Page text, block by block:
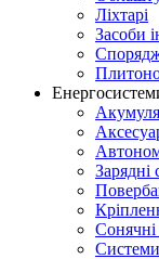
Ліхтарі
Засоби
Зарядні
Сонячні
Системи